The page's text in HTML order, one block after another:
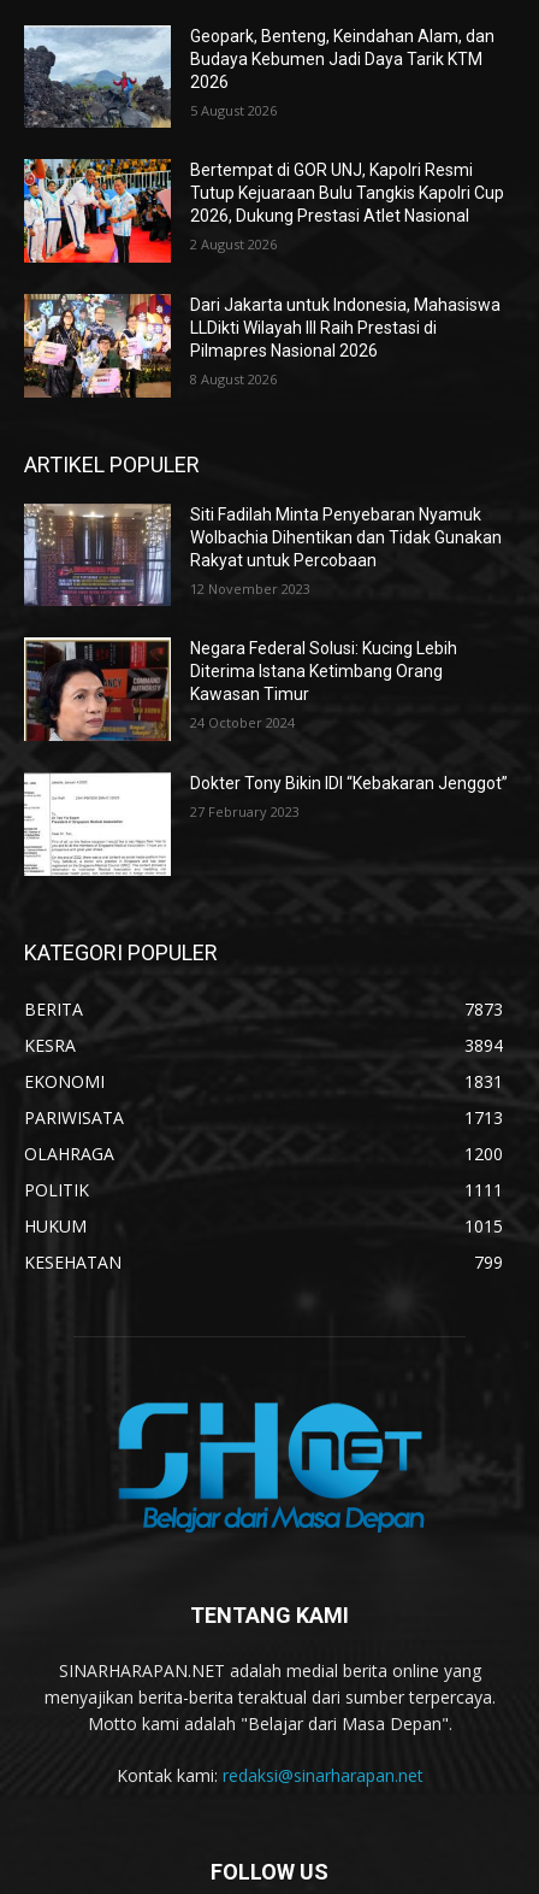
Geopark, Benteng, Keindahan Alam, dan
Budaya Kebumen Jadi Daya Tarik KTM
2026
5 August 2026
Bertempat di GOR UNJ, Kapolri Resmi
Tutup Kejuaraan Bulu Tangkis Kapolri Cup
2026, Dukung Prestasi Atlet Nasional
2 August 2026
Dari Jakarta untuk Indonesia, Mahasiswa
LLDikti Wilayah III Raih Prestasi di
Pilmapres Nasional 2026
8 August 2026
ARTIKEL POPULER
Siti Fadilah Minta Penyebaran Nyamuk
Wolbachia Dihentikan dan Tidak Gunakan
Rakyat untuk Percobaan
12 November 2023
Negara Federal Solusi: Kucing Lebih
Diterima Istana Ketimbang Orang
Kawasan Timur
24 October 2024
Dokter Tony Bikin IDI “Kebakaran Jenggot”
27 February 2023
KATEGORI POPULER
BERITA
7873
KESRA
3894
EKONOMI
1831
PARIWISATA
1713
OLAHRAGA
1200
POLITIK
1111
HUKUM
1015
KESEHATAN
799
TENTANG KAMI
SINARHARAPAN.NET adalah medial berita online yang
menyajikan berita-berita teraktual dari sumber terpercaya.
Motto kami adalah "Belajar dari Masa Depan".
Kontak kami: redaksi@sinarharapan.net
FOLLOW US